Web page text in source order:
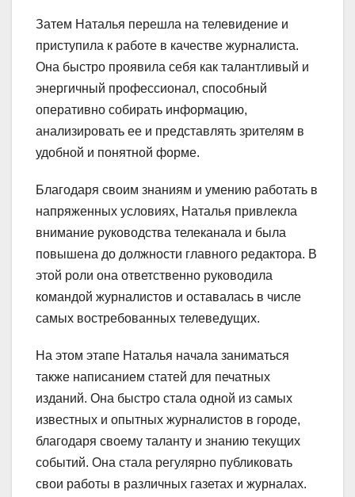
Затем Наталья перешла на телевидение и
приступила к работе в качестве журналиста.
Она быстро проявила себя как талантливый и
энергичный профессионал, способный
оперативно собирать информацию,
анализировать ее и представлять зрителям в
удобной и понятной форме.
Благодаря своим знаниям и умению работать в
напряженных условиях, Наталья привлекла
внимание руководства телеканала и была
повышена до должности главного редактора. В
этой роли она ответственно руководила
командой журналистов и оставалась в числе
самых востребованных телеведущих.
На этом этапе Наталья начала заниматься
также написанием статей для печатных
изданий. Она быстро стала одной из самых
известных и опытных журналистов в городе,
благодаря своему таланту и знанию текущих
событий. Она стала регулярно публиковать
свои работы в различных газетах и журналах.